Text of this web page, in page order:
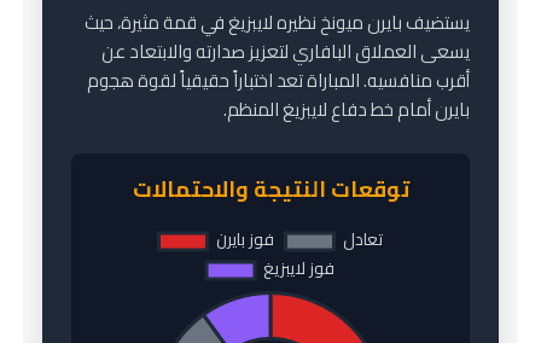
يستضيف بايرن ميونخ نظيره لايبزيغ في قمة مثيرة، حيث
يسعى العملاق البافاري لتعزيز صدارته والابتعاد عن
أقرب منافسيه. المباراة تعد اختباراً حقيقياً لقوة هجوم
بايرن أمام خط دفاع لايبزيغ المنظم.
توقعات النتيجة والاحتمالات